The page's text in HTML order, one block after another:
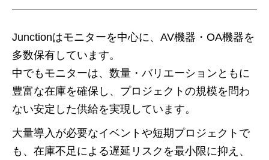
Junctionはモニターを中心に、AV機器・OA機器を
多数保有しています。
中でもモニターは、数量・バリエーションともに
豊富な在庫を確保し、プロジェクトの規模を問わ
ない安定した供給を実現しています。
大量導入が必要なイベントや短期プロジェクトで
も、在庫不足による遅延リスクを最小限に抑え、